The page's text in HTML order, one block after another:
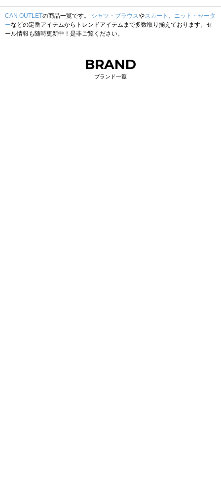
CAN OUTLETの商品一覧です。 シャツ・ブラウスやスカート 、 ニット・セータ
ーなどの定番アイテムからトレンドアイテムまで多数取り揃えております。セ
ール情報も随時更新中！是非ご覧ください。
BRAND
ブランド一覧